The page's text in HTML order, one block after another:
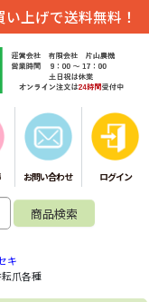
上げで送料無料！
お問い合わせ ログイン
キ
爪各種